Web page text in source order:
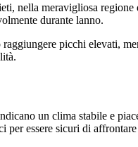
nella meravigliosa
durante lanno.
picchi elevati,
un clima stabile e
essere sicuri di